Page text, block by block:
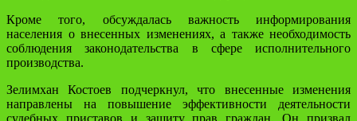
Кроме того, обсуждалась важность информирования
населения о внесенных изменениях, а также необходимость
соблюдения законодательства в сфере исполнительного
производства.
Зелимхан Костоев подчеркнул, что внесенные изменения
направлены на повышение эффективности деятельности
судебных приставов и защиту прав граждан. Он призвал